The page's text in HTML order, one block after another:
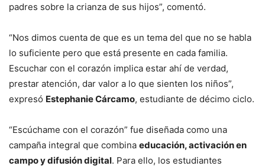
padres sobre la crianza de sus hijos”, comentó.
“Nos dimos cuenta de que es un tema del que no se habla
lo suficiente pero que está presente en cada familia.
Escuchar con el corazón implica estar ahí de verdad,
prestar atención, dar valor a lo que sienten los niños”,
expresó Estephanie Cárcamo, estudiante de décimo ciclo.
“Escúchame con el corazón” fue diseñada como una
campaña integral que combina educación, activación en
campo y difusión digital. Para ello, los estudiantes